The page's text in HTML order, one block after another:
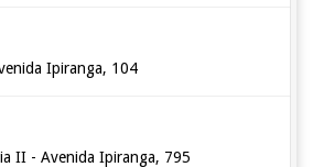
Ipiranga, 104
II - Avenida Ipiranga, 795